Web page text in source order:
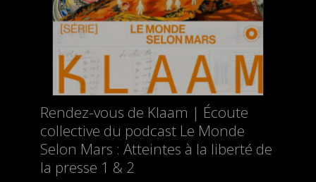
Rendez-vous de Klaam | Écoute
collective du podcast Le Monde
Selon Mars : Atteintes à la liberté de
la presse 1 & 2